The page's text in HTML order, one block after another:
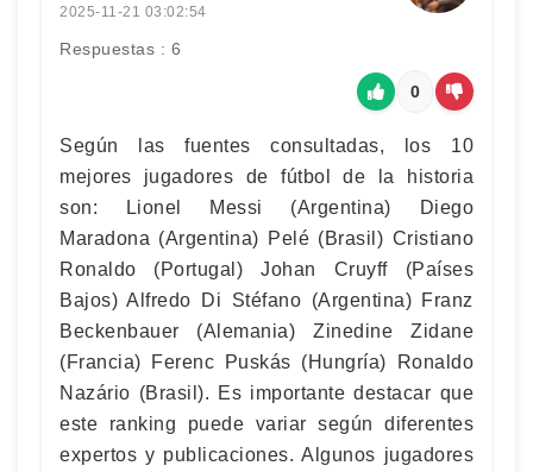
2025-11-21 03:02:54
Respuestas : 6
0
Según las fuentes consultadas, los 10
mejores jugadores de fútbol de la historia
son: Lionel Messi (Argentina) Diego
Maradona (Argentina) Pelé (Brasil) Cristiano
Ronaldo (Portugal) Johan Cruyff (Países
Bajos) Alfredo Di Stéfano (Argentina) Franz
Beckenbauer (Alemania) Zinedine Zidane
(Francia) Ferenc Puskás (Hungría) Ronaldo
Nazário (Brasil). Es importante destacar que
este ranking puede variar según diferentes
expertos y publicaciones. Algunos jugadores